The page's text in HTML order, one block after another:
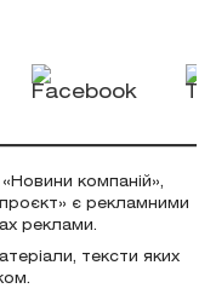
компаній»,
є рекламними
реклами.
тексти яких